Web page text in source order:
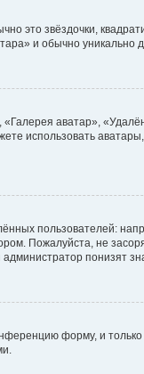
это звёздочки,
и обычно уникально
аватар»,
использовать
пользователей:
Пожалуйста, не
понизят
форму, и